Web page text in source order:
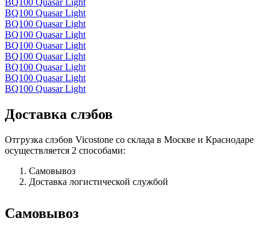
BQ100 Quasar Light
BQ100 Quasar Light
BQ100 Quasar Light
BQ100 Quasar Light
BQ100 Quasar Light
BQ100 Quasar Light
BQ100 Quasar Light
BQ100 Quasar Light
BQ100 Quasar Light
Доставка слэбов
Отгрузка слэбов Vicostone со склада в Москве и Краснодаре
осуществляется 2 способами:
Самовывоз
Доставка логистической службой
Самовывоз